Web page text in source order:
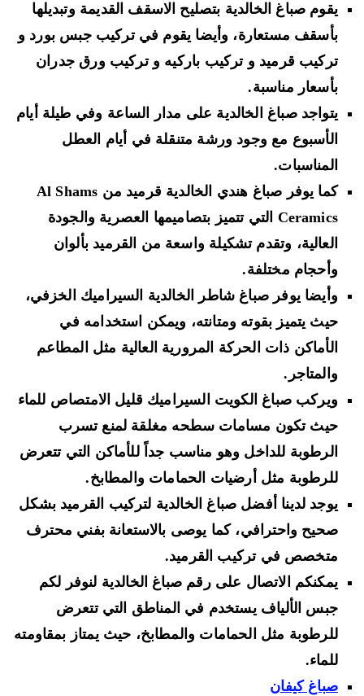
يقوم صباغ الخالدية بتصليح الاسقف القديمة وتبديلها
بأسقف مستعارة، وأيضا يقوم في تركيب جبس بورد و
تركيب قرميد و تركيب باركيه و تركيب ورق جدران
بأسعار مناسبة.
يتواجد صباغ الخالدية على مدار الساعة وفي طيلة أيام
الأسبوع مع وجود ورشة متنقلة في أيام العطل
المناسبات.
كما يوفر صباغ هندي الخالدية قرميد من Al Shams
Ceramics التي تتميز بتصاميمها العصرية والجودة
العالية، وتقدم تشكيلة واسعة من القرميد بألوان
وأحجام مختلفة.
وأيضا يوفر صباغ شاطر الخالدية السيراميك الخزفي،
حيث يتميز بقوته ومتانته، ويمكن استخدامه في
الأماكن ذات الحركة المرورية العالية مثل المطاعم
والمتاجر.
ويركب صباغ الكويت السيراميك قليل الامتصاص للماء
حيث تكون مسامات سطحه مغلقة لمنع تسرب
الرطوبة للداخل وهو مناسب جداً للأماكن التي تتعرض
للرطوبة مثل أرضيات الحمامات والمطابخ.
يوجد لدينا أفضل صباغ الخالدية لتركيب القرميد بشكل
صحيح واحترافي، كما يوصى بالاستعانة بفني محترف
متخصص في تركيب القرميد.
يمكنكم الاتصال على رقم صباغ الخالدية لنوفر لكم
جبس الألياف يستخدم في المناطق التي تتعرض
للرطوبة مثل الحمامات والمطابخ، حيث يمتاز بمقاومته
للماء.
صباغ كيفان